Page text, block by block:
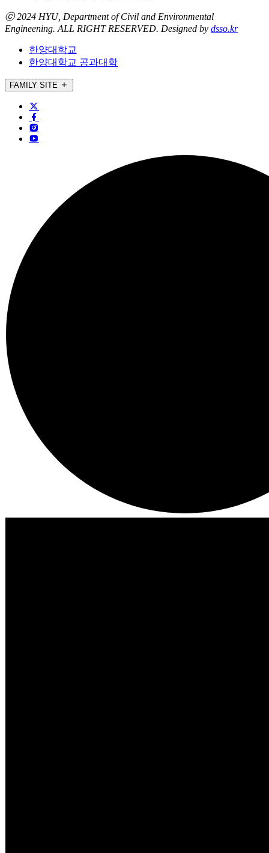
ⓒ 2024 HYU, Department ofCivil and Environmental
Engineening. ALL RIGHT RESERVED. Designed by dsso.kr
한양대학교
한양대학교 공과대학
FAMILY SITE